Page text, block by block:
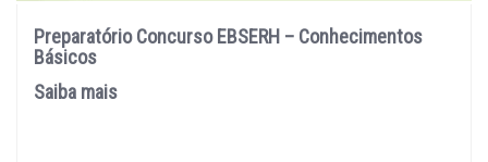
Preparatório Concurso EBSERH – Conhecimentos
Básicos
Saiba mais